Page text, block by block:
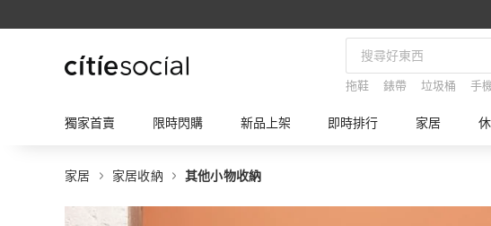
拖鞋 錶帶 垃圾桶 手
獨家首賣 限時閃購 新品上架 即時排行 家居
家居 家居收納 其他小物收納